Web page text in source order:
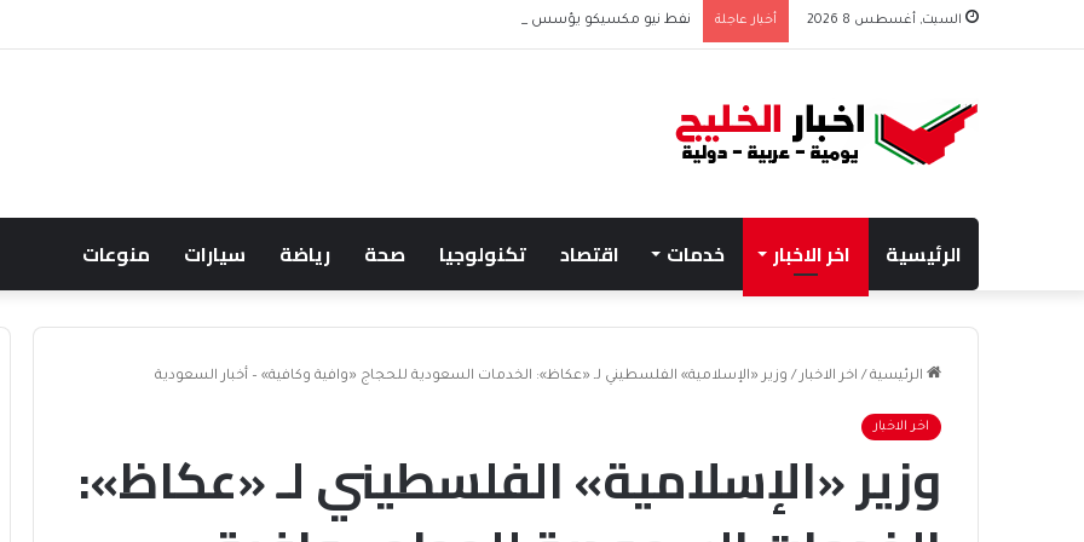
السبت, أغسطس 8 2026 أخبار عاجلة نفط نيو مكسيكو يؤسس صندوق 75 مليار دولار ويشعل جدل الإنفاق
الرئيسية اخر الاخبار خدمات اقتصاد تكنولوجيا صحة رياضة سيارات منوعات
الرئيسية / اخر الاخبار / وزير «الإسلامية» الفلسطيني لـ «عكاظ»: الخدمات السعودية للحجاج «وافية وكافية» – أخبار السعودية
اخر الاخبار
وزير «الإسلامية» الفلسطيني لـ «عكاظ»: